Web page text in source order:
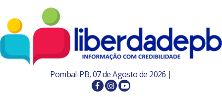
Pombal-PB, 07 de Agosto de 2026 |